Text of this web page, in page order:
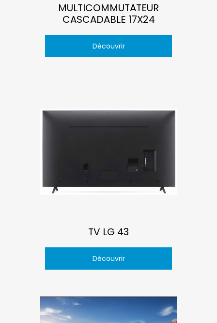
MULTICOMMUTATEUR
CASCADABLE 17X24
Découvrir
TV LG 43
Découvrir